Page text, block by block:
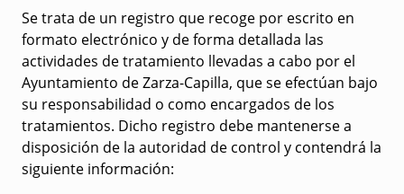
Se trata de un registro que recoge por escrito en
formato electrónico y de forma detallada las
actividades de tratamiento llevadas a cabo por el
Ayuntamiento de Zarza-Capilla, que se efectúan bajo
su responsabilidad o como encargados de los
tratamientos. Dicho registro debe mantenerse a
disposición de la autoridad de control y contendrá la
siguiente información: